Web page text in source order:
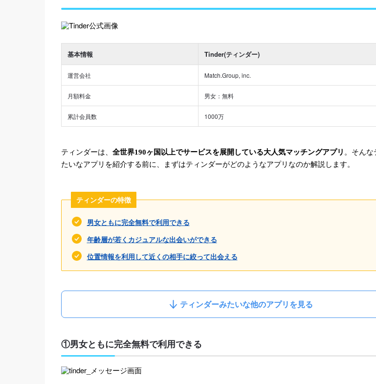
基本情報 Tinder(ティンダー)
運営会社 Match.Group, inc.
月額料金 男女：無料
累計会員数 1000万
ティンダーは、 全世界190ヶ国以上でサービスを展開している大人気マッチングアプリ 。そんな
たいなアプリを紹介する前に、まずはティンダーがどのようなアプリなのか解説します。
ティンダーの特徴
男女ともに完全無料で利用できる
年齢層が若くカジュアルな出会いができる
位置情報を利用して近くの相手に絞って出会える
ティンダーみたいな他のアプリを見る
①男女ともに完全無料で利用できる